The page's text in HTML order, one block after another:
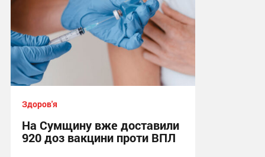
Здоров'я
На Сумщину вже доставили
920 доз вакцини проти ВПЛ